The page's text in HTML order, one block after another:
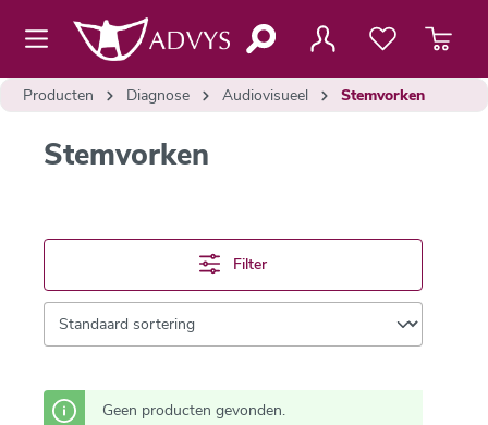
hoofdinhoud
Producten Diagnose Audiovisueel Stemvorken
Stemvorken
Filter
Geen producten gevonden.